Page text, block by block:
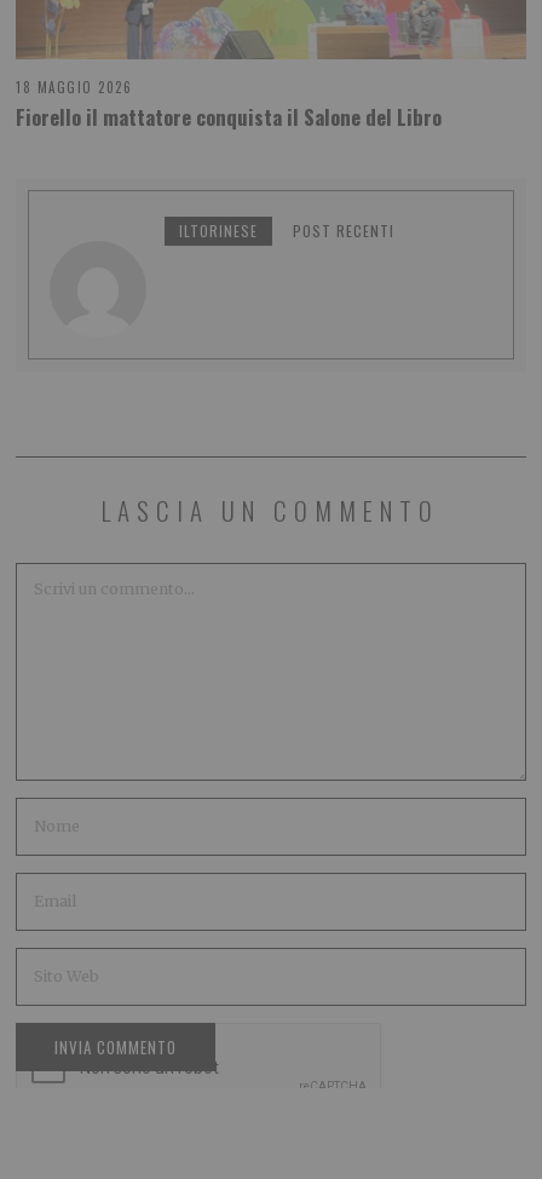
18 MAGGIO 2026
Fiorello il mattatore conquista il Salone del Libro
ILTORINESE POST RECENTI
LASCIA UN COMMENTO